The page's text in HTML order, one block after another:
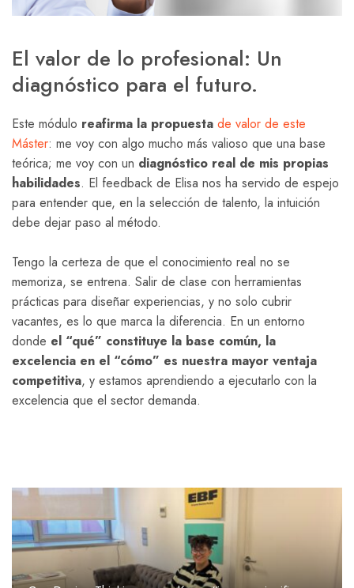
El valor de lo profesional: Un
diagnóstico para el futuro.
Este módulo reafirma la propuesta de valor de este
Máster: me voy con algo mucho más valioso que una base
teórica; me voy con un diagnóstico real de mis propias
habilidades. El feedback de Elisa nos ha servido de espejo
para entender que, en la selección de talento, la intuición
debe dejar paso al método.
Tengo la certeza de que el conocimiento real no se
memoriza, se entrena. Salir de clase con herramientas
prácticas para diseñar experiencias, y no solo cubrir
vacantes, es lo que marca la diferencia. En un entorno
donde el “qué” constituye la base común, la
excelencia en el “cómo” es nuestra mayor ventaja
competitiva, y estamos aprendiendo a ejecutarlo con la
excelencia que el sector demanda.